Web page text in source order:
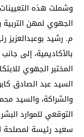
وشملت هذه
الجهوي لمهن
م. رشيد بوعبدالعزيز
بالأكاديمية، إلى
المختبر الجهوي
السيد عبد الصادق
والشراكة، والسيد
التوقعي للموارد
سعيد رئيسة لمصلحة